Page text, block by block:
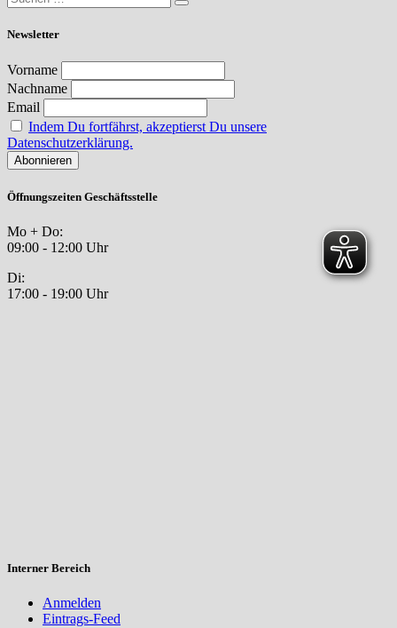
Newsletter
Vorname
Nachname
Email
Indem Du fortfährst, akzeptierst Du unsere
Datenschutzerklärung.
Öffnungszeiten Geschäftsstelle
Mo + Do:
09:00 - 12:00 Uhr
Di:
17:00 - 19:00 Uhr
Interner Bereich
Anmelden
Eintrags-Feed